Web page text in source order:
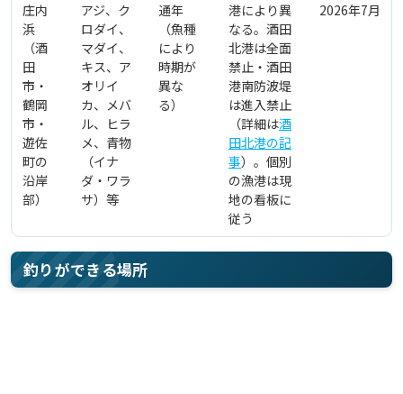
庄内
浜
（酒
田
市・
鶴岡
市・
遊佐
町の
沿岸
部）
アジ、ク
ロダイ、
マダイ、
キス、ア
オリイ
カ、メバ
ル、ヒラ
メ、青物
（イナ
ダ・ワラ
サ）等
通年
（魚種
により
時期が
異な
る）
港により異
なる。酒田
北港は全面
禁止・酒田
港南防波堤
は進入禁止
（詳細は酒
田北港の記
事）。個別
の漁港は現
地の看板に
従う
2026年7月
釣りができる場所